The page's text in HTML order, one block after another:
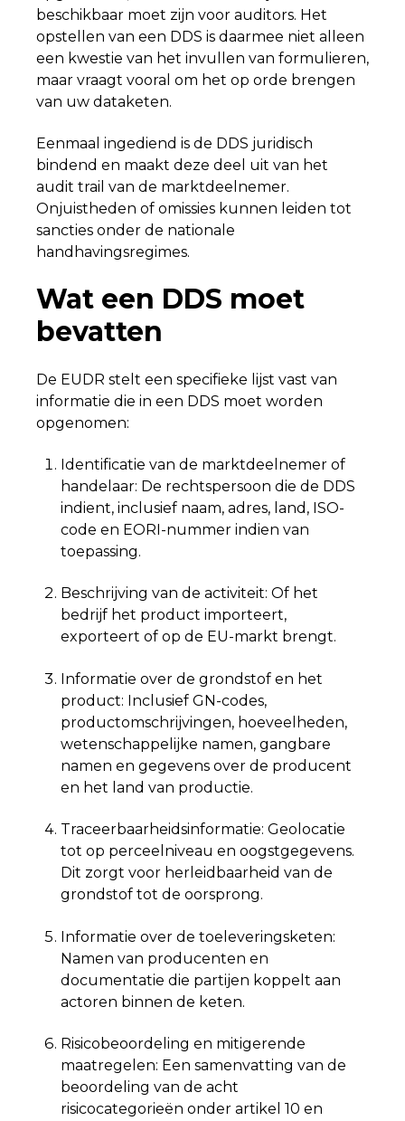
beschikbaar moet zijn voor auditors. Het
opstellen van een DDS is daarmee niet alleen
een kwestie van het invullen van formulieren,
maar vraagt vooral om het op orde brengen
van uw dataketen.
Eenmaal ingediend is de DDS juridisch
bindend en maakt deze deel uit van het
audit trail van de marktdeelnemer.
Onjuistheden of omissies kunnen leiden tot
sancties onder de nationale
handhavingsregimes.
Wat een DDS moet
bevatten
De EUDR stelt een specifieke lijst vast van
informatie die in een DDS moet worden
opgenomen:
Identificatie van de marktdeelnemer of
handelaar: De rechtspersoon die de DDS
indient, inclusief naam, adres, land, ISO-
code en EORI-nummer indien van
toepassing.
Beschrijving van de activiteit: Of het
bedrijf het product importeert,
exporteert of op de EU-markt brengt.
Informatie over de grondstof en het
product: Inclusief GN-codes,
productomschrijvingen, hoeveelheden,
wetenschappelijke namen, gangbare
namen en gegevens over de producent
en het land van productie.
Traceerbaarheidsinformatie: Geolocatie
tot op perceelniveau en oogstgegevens.
Dit zorgt voor herleidbaarheid van de
grondstof tot de oorsprong.
Informatie over de toeleveringsketen:
Namen van producenten en
documentatie die partijen koppelt aan
actoren binnen de keten.
Risicobeoordeling en mitigerende
maatregelen: Een samenvatting van de
beoordeling van de acht
risicocategorieën onder artikel 10 en